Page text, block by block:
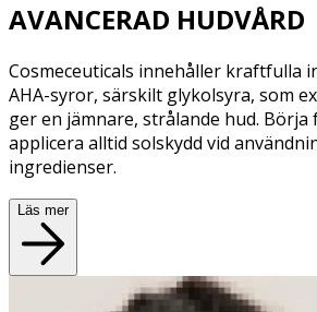
AVANCERAD HUDVÅRD
Cosmeceuticals innehåller kraftfulla
AHA-syror, särskilt glykolsyra, som
ger en jämnare, strålande hud.
applicera alltid solskydd vid
ingredienser.
Läs mer